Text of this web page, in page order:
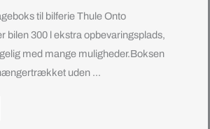
til bilferie Thule Onto
bilen 300 l ekstra opbevaringsplads,
med mange muligheder.Boksen
uden ...